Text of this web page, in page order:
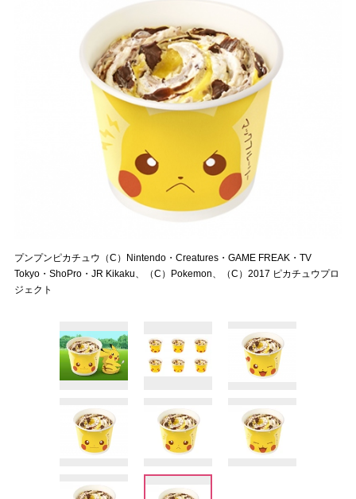
プンプンピカチュウ（C）Nintendo・Creatures・GAME FREAK・TV
Tokyo・ShoPro・JR Kikaku、（C）Pokemon、（C）2017 ピカチュウプロ
ジェクト